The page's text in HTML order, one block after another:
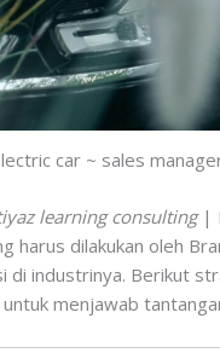
car ~ sales
learning consulting|
harus dilakukan oleh
di industrinya. Berikut
menjawab